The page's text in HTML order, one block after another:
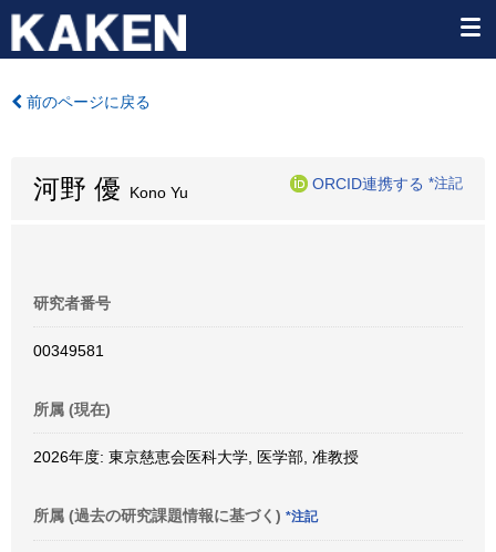
前のページに戻る
河野 優 Kono Yu
ORCID連携する *注記
研究者番号
00349581
所属 (現在)
2026年度: 東京慈恵会医科大学, 医学部, 准教授
所属 (過去の研究課題情報に基づく) *注記